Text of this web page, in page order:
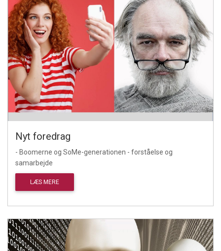
Nyt foredrag
- Boomerne og SoMe-generationen - forståelse og
samarbejde
LÆS MERE